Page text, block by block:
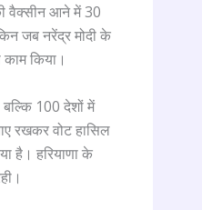
वैक्सीन आने में 30
जब नरेंद्र मोदी के
किया।
बल्कि 100 देशों में
रखकर वोट हासिल
है। हरियाणा के